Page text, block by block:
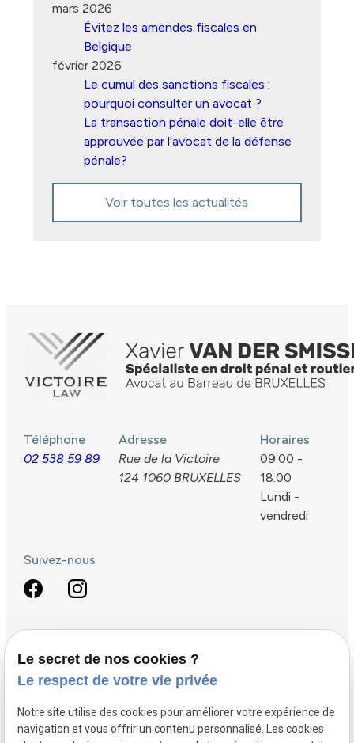
mars 2026
Évitez les amendes fiscales en
Belgique
février 2026
Le cumul des sanctions fiscales :
pourquoi consulter un avocat ?
La transaction pénale doit-elle être
approuvée par l'avocat de la défense
pénale?
Voir toutes les actualités
Téléphone
02 538 59 89
Adresse
Rue de la Victoire
124 1060 BRUXELLES
Horaires
09:00 -
18:00
Lundi -
vendredi
Suivez-nous
Droit fiscal
Droit pénal
Circulation routière
Défense des victimes
Le secret de nos cookies ?
Le respect de votre vie privée
Notre site utilise des cookies pour améliorer votre expérience de
navigation et vous offrir un contenu personnalisé. Les cookies